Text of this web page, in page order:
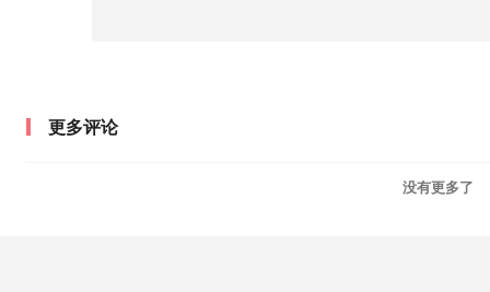
更多评论
没有更多了